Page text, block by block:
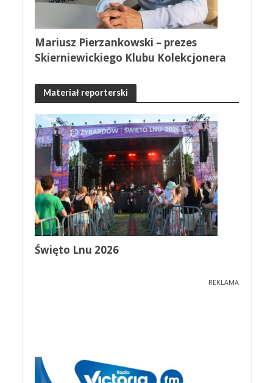
Mariusz Pierzankowski – prezes
Skierniewickiego Klubu Kolekcjonera
Materiał reporterski
Święto Lnu 2026
REKLAMA